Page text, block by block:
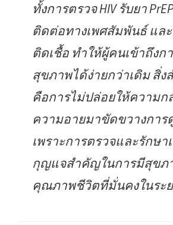
ทั้งการตรวจ HIV รับยา
ติดต่อทางเพศสัมพันธ์ แล
ติดเชื้อ ทำให้ผู้คนเข้าถึงก
สุขภาพได้ง่ายกว่าเดิม สิ่
คือการไม่ปล่อยให้ความก
ความอายมาขัดขวางการ
เพราะการตรวจและรักษา
กุญแจสำคัญในการมีสุขภ
คุณภาพชีวิตที่มั่นคงในระ